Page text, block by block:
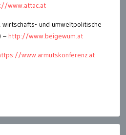
www.attac.at
und umweltpolitische
– http://www.beigewum.at
www.armutskonferenz.at